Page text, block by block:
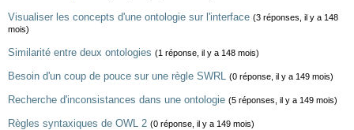
Visualiser les concepts d'une ontologie sur l'interface (3 réponses, il y a 148
mois)
Similarité entre deux ontologies (1 réponse, il y a 148 mois)
Besoin d'un coup de pouce sur une règle SWRL (0 réponse, il y a 149 mois)
Recherche d'inconsistances dans une ontologie (5 réponses, il y a 149 mois)
Règles syntaxiques de OWL 2 (0 réponse, il y a 149 mois)